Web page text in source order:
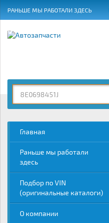
РАНЬШЕ МЫ РАБОТАЛИ ЗДЕСЬ
ГРАФИК РАБОТЫ
Главная
Раньше мы работали
здесь
Подбор по VIN
(оригинальные каталоги)
О компании